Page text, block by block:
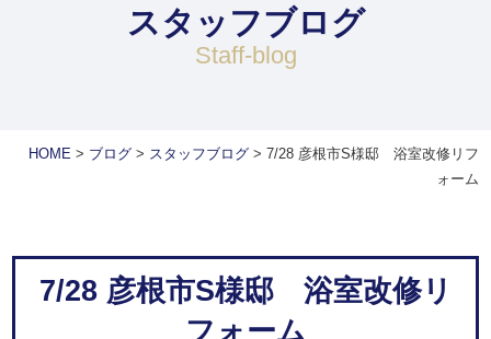
スタッフブログ
staff-blog
HOME> ブログ> スタッフブログ> 7/28 彦根市S様邸 浴室改修リフ
ォーム
7/28 彦根市S様邸 浴室改修リ
フォーム